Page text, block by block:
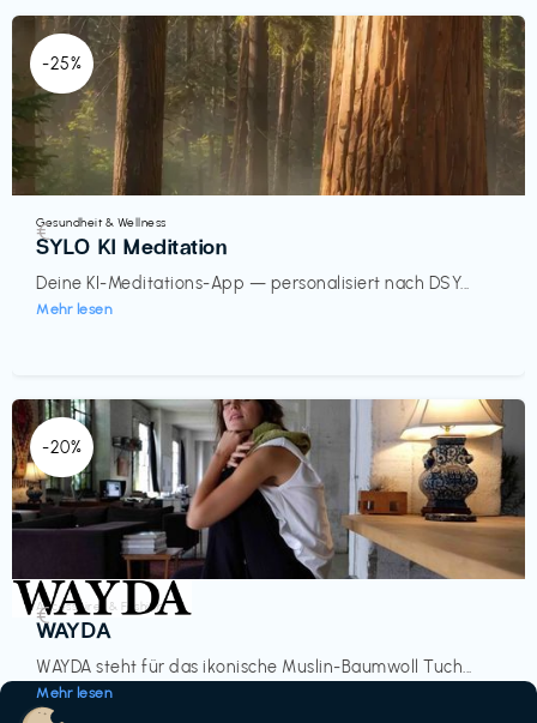
-25%
Gesundheit & Wellness
SYLO KI Meditation
Deine KI-Meditations-App — personalisiert nach DSY...
Mehr lesen
€‎
-20%
Accessoires & Fashion
WAYDA
WAYDA steht für das ikonische Muslin-Baumwoll Tuch...
Mehr lesen
€‎